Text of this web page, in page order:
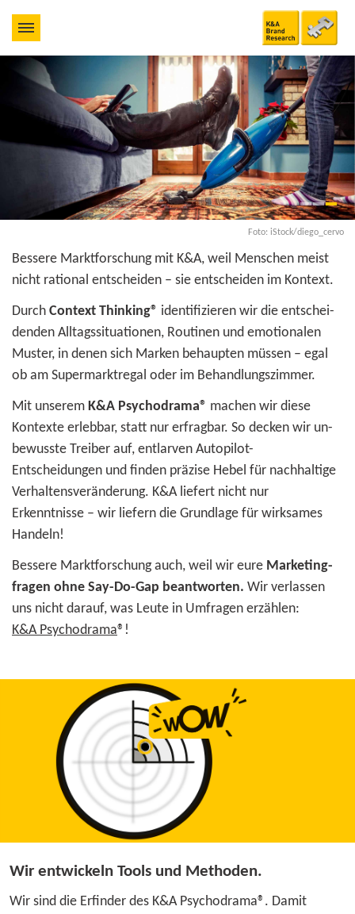
Foto: iStock/diego_cervo
Bessere Marktforschung mit K&A, weil Menschen meist
nicht rational ent­scheiden – sie entscheiden im Kontext.
Durch Context Thinking® identi­fi­zieren wir die ent­schei­
denden Alltags­situa­tionen, Routinen und emo­tio­nalen
Muster, in denen sich Marken behaupten müssen – egal
ob am Super­markt­regal oder im Behandlungs­zimmer.
Mit unserem K&A Psychodrama® machen wir diese
Kontexte erlebbar, statt nur erfragbar. So decken wir un­
be­wusste Treiber auf, entlarven Autopilot-
Entscheidungen und finden präzise Hebel für nach­haltige
Verhaltens­ver­änderung. K&A liefert nicht nur
Erkenntnisse – wir liefern die Grundlage für wirksames
Handeln!
Bessere Marktforschung auch, weil wir eure Marketing­
fragen ohne Say-Do-Gap beantworten. Wir verlassen
uns nicht darauf, was Leute in Umfragen erzählen:
K&A Psychodrama®!
Wir entwickeln Tools und Methoden.
Wir sind die Er­fin­der des K&A Psychodrama®. Damit